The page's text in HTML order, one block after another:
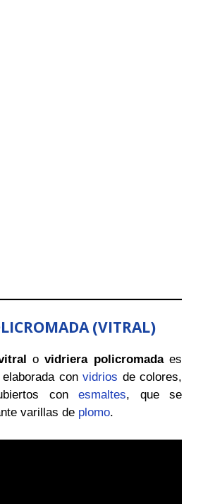
(VITRAL)
ovidriera policromadaes
con vidrios de colores,
con esmaltes, que se
varillas de plomo.